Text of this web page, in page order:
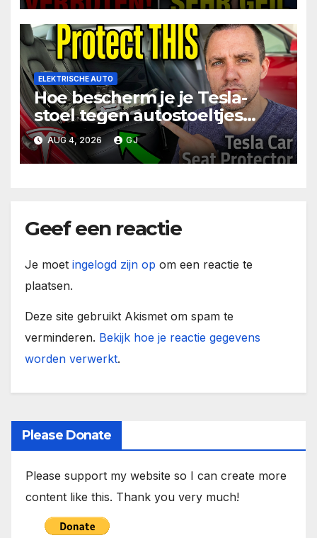
ELEKTRISCHE AUTO
Hoe bescherm je je Tesla-
stoel tegen autostoeltjes
voor baby’s
AUG 4, 2026 GJ
Geef een reactie
Je moet ingelogd zijn op om een reactie te
plaatsen.
Deze site gebruikt Akismet om spam te
verminderen. Bekijk hoe je reactie gegevens
worden verwerkt.
Please Donate
Please support my website so I can create more
content like this. Thank you very much!